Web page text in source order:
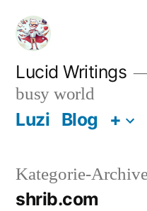
Zum
Inhalt
springen
Lucid Writings
busy world
Luzi Blog +
Kategorie-
shrib.com